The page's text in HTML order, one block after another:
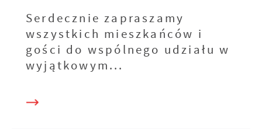
Serdecznie zapraszamy
wszystkich mieszkańców i
gości do wspólnego udziału w
wyjątkowym...